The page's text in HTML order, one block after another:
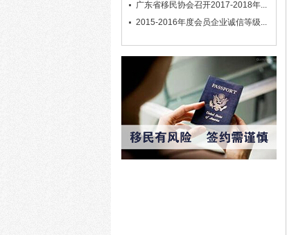
广东省移民协会召开2017-2018年...
2015-2016年度会员企业诚信等级...